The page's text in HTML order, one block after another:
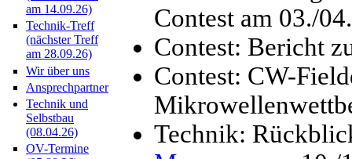
am 14.09.26)
Technik-Treff
(nächster Treff
am 28.09.26)
Wir über uns
Ansprechpartner
Technik und
Selbstbau
(08.04.26)
OV-Termine
Contest am 03./
Contest: Bericht
Contest: CW-
Technik: